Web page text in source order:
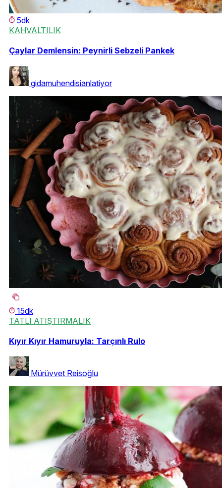
5dk
KAHVALTILIK
Çaylar Demlensin: Peynirli Sebzeli Pankek
gidamuhendisianlatiyor
15dk
TATLI ATIŞTIRMALIK
Kıyır Kıyır Hamuruyla: Tarçınlı Rulo
Mürüvvet Reisoğlu